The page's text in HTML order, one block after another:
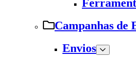
Campanhas de
Envios